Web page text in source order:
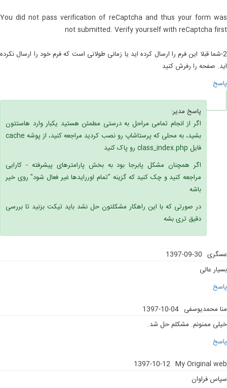
You did not pass verification of reCaptcha and thus your form was
not submitted. Verify yourself with reCaptcha first
2-شما قبلا این فرم را ارسال کرده اید یا زمانی طولانی است که فرم خود را ارسال نکرده
اید. صفحه را رفرش کنید
پاسخ
پاسخ مدیر:
اگر از انجام تمامی مراحل به درستی مطمئن هستید یکبار وارد هاستتون
بشید، به محلی که پرستاشاپ رو نصب کردید مراجعه کنید، از پوشه cache
فایل class_index.php رو پاک کنید
اگر همچنان مشکل پابرجا بود به بخش پارامترهای پیشرفته - کارایی
مراجعه کنید و چک کنید که گزینه "تمام اوررایدها غیر فعال شود" روی خیر
باشه
در صورتی که با این راهکار مشکلتون حل نشد باید تیکت بزنید تا بررسی
دقیق تری بشه
عسگری 1397-09-30
بسیار عالی
پاسخ
منا محمدیوسفی 1397-10-04
خیلی ممنونم. مشکلم حل شد.
پاسخ
My Original web
1397-10-12
سپاس فراوان